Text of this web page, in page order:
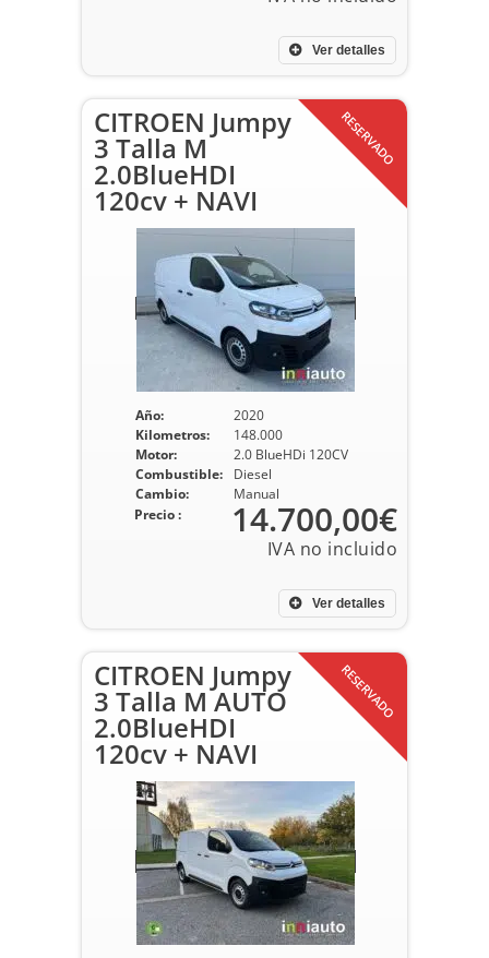
Ver detalles
RESERVADO
CITROEN Jumpy
3 Talla M
2.0BlueHDI
120cv + NAVI
Año:
2020
Kilometros:
148.000
Motor:
2.0 BlueHDi 120CV
Combustible:
Diesel
Cambio:
Manual
Ver detalles
Precio : 14.700,00€
RESERVADO
CITROEN Jumpy
3 Talla M AUTO
2.0BlueHDI
120cv + NAVI